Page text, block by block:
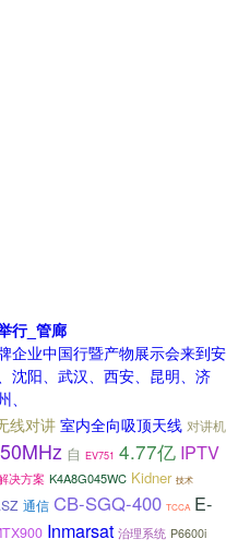
行_管廊
企业中国行暨产物展示会来到安
沈阳、武汉、西安、昆明、济
线对讲 室内全向吸顶天线 对讲机
自 EV751 4.77亿 IPTV
决方案 K4A8G045WC Kidner 技术
通信 CB-SGQ-400 TCCA E-
Inmarsat 治理系统 P6600i